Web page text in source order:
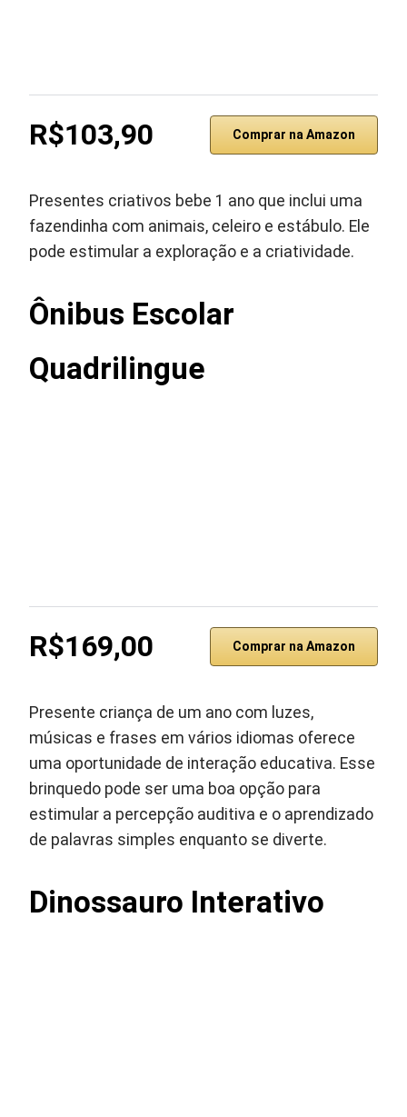
R$103,90 Comprar na Amazon
Presentes criativos bebe 1 ano que inclui uma
fazendinha com animais, celeiro e estábulo. Ele
pode estimular a exploração e a criatividade.
Ônibus Escolar
Quadrilingue
R$169,00 Comprar na Amazon
Presente criança de um ano com luzes,
músicas e frases em vários idiomas oferece
uma oportunidade de interação educativa. Esse
brinquedo pode ser uma boa opção para
estimular a percepção auditiva e o aprendizado
de palavras simples enquanto se diverte.
Dinossauro Interativo